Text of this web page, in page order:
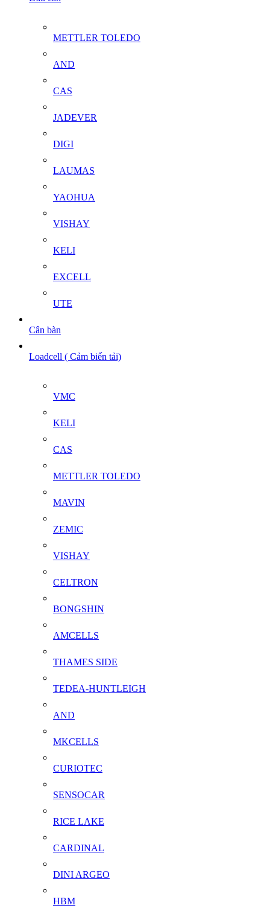
METTLER TOLEDO
AND
CAS
JADEVER
DIGI
LAUMAS
YAOHUA
VISHAY
KELI
EXCELL
UTE
Cân bàn
Loadcell ( Cảm biến tải)
VMC
KELI
CAS
METTLER TOLEDO
MAVIN
ZEMIC
VISHAY
CELTRON
BONGSHIN
AMCELLS
THAMES SIDE
TEDEA-HUNTLEIGH
AND
MKCELLS
CURIOTEC
SENSOCAR
RICE LAKE
CARDINAL
DINI ARGEO
HBM